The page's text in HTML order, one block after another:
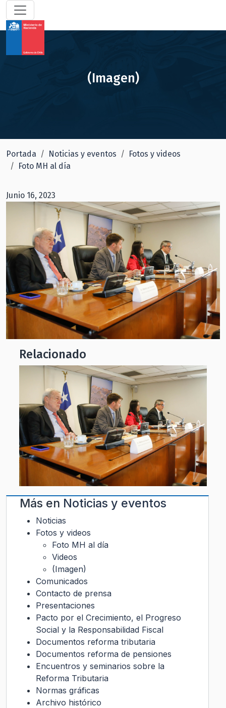
(Imagen)
Portada Noticias y eventos
Fotos y videos
Foto MH al día
Junio 16, 2023
Relacionado
Más en Noticias y eventos
Noticias
Fotos y videos
Foto MH al día
Videos
(Imagen)
Comunicados
Contacto de prensa
Presentaciones
Pacto por el Crecimiento, el Progreso
Social y la Responsabilidad Fiscal
Documentos reforma tributaria
Documentos reforma de pensiones
Encuentros y seminarios sobre la
Reforma Tributaria
Normas gráficas
Archivo histórico